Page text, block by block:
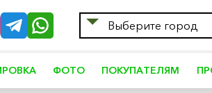
Выберите город
ФОТО ПОКУПАТЕЛЯМ